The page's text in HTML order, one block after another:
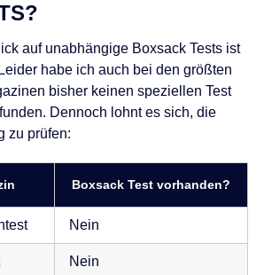
auf unabhängige Boxsack Tests ist
habe ich auch bei den größten
bisher keinen speziellen Test
Dennoch lohnt es sich, die
zu prüfen:
Boxsack Test vorhanden?
Nein
Nein